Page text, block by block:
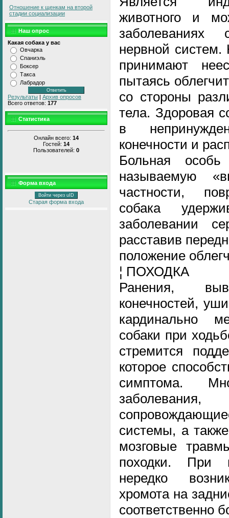
Отношение к щенкам на второй
стадии социализации
Наш опрос
Какая собака у вас
Овчарка
Спаниэль
Боксер
Такса
Лабрадор
Результаты | Архив опросов
Всего ответов: 177
Статистика
Онлайн всего: 14
Гостей: 14
Пользователей: 0
Форма входа
Войти через uID
Старая форма входа
животного и
заболеваниях
нервной систем.
принимают
пытаясь
со стороны
тела. Здоровая
в
конечности и
Больная
называемую
частности,
собака
заболевании
расставив
положение
¦ ПОХОДКА
Ранения,
конечностей,
кардинально
собаки при
стремится
которое
симптома.
системы, а
мозговые
походки. При
нередко
хромота на
соответственно